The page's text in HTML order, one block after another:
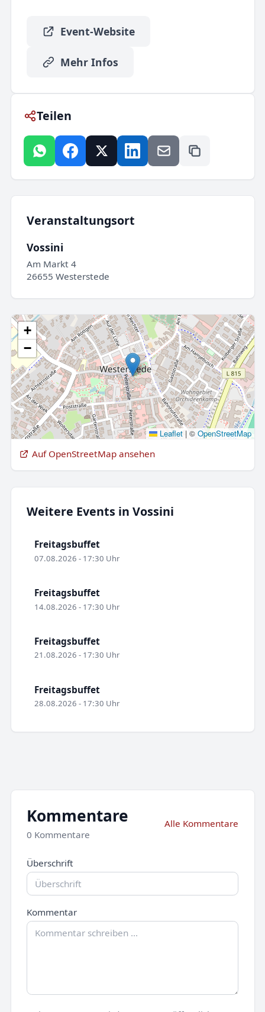
Event-Website
Mehr Infos
Teilen
Veranstaltungsort
Vossini
Am Markt 4
26655 Westerstede
+
−
Leaflet |© OpenStreetMap
Auf OpenStreetMap ansehen
Weitere Events in Vossini
Freitagsbuffet
07.08.2026 - 17:30 Uhr
Freitagsbuffet
14.08.2026 - 17:30 Uhr
Freitagsbuffet
21.08.2026 - 17:30 Uhr
Freitagsbuffet
28.08.2026 - 17:30 Uhr
Kommentare
0 Kommentare
Alle Kommentare
Überschrift
Kommentar